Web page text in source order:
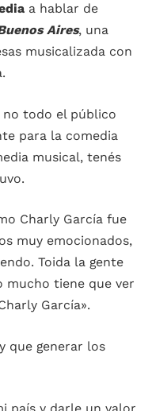
a hablar de
Aires, una
musicalizada con
no todo el público
para la comedia
musical, tenés
Charly García fue
muy emocionados,
Toida la gente
mucho tiene que ver
García».
que generar los